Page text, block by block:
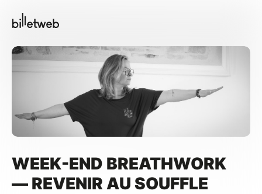
WEEK-END BREATHWORK
— REVENIR AU SOUFFLE